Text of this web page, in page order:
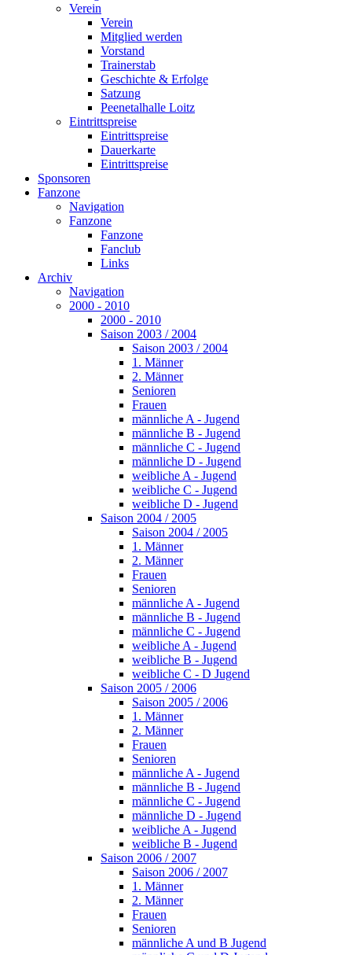
Verein
Verein
Mitglied werden
Vorstand
Trainerstab
Geschichte & Erfolge
Satzung
Peenetalhalle Loitz
Eintrittspreise
Eintrittspreise
Dauerkarte
Eintrittspreise
Sponsoren
Fanzone
Navigation
Fanzone
Fanzone
Fanclub
Links
Archiv
Navigation
2000 - 2010
2000 - 2010
Saison 2003 / 2004
Saison 2003 / 2004
1. Männer
2. Männer
Senioren
Frauen
männliche A - Jugend
männliche B - Jugend
männliche C - Jugend
männliche D - Jugend
weibliche A - Jugend
weibliche C - Jugend
weibliche D - Jugend
Saison 2004 / 2005
Saison 2004 / 2005
1. Männer
2. Männer
Frauen
Senioren
männliche A - Jugend
männliche B - Jugend
männliche C - Jugend
weibliche A - Jugend
weibliche B - Jugend
weibliche C - D Jugend
Saison 2005 / 2006
Saison 2005 / 2006
1. Männer
2. Männer
Frauen
Senioren
männliche A - Jugend
männliche B - Jugend
männliche C - Jugend
männliche D - Jugend
weibliche A - Jugend
weibliche B - Jugend
Saison 2006 / 2007
Saison 2006 / 2007
1. Männer
2. Männer
Frauen
Senioren
männliche A und B Jugend